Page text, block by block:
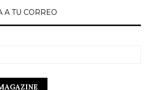
A TU CORREO